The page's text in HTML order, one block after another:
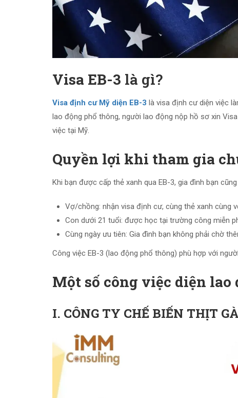
Visa EB-3 là gì?
Visa định cư Mỹ diện EB-3 là visa định cư diện việc
lao động phổ thông, người lao động nộp hồ sơ xin
việc tại Mỹ.
Quyền lợi khi tham gia
Khi bạn được cấp thẻ xanh qua EB-3, gia đình bạn
Vợ/chồng: nhận visa định cư, cùng thẻ xanh cùng
Con dưới 21 tuổi: được học tại trường công miễn
Cùng ngày ưu tiên: Gia đình bạn không phải chờ
Công việc EB-3 (lao động phổ thông) phù hợp với
Một số công việc diện
I. CÔNG TY CHẾ BIẾN THỊT GÀ